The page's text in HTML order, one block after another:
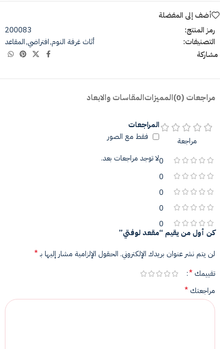
أضف إلى المفضلة
رمز المنتج:
200083
التصنيفات:
أثاث غرفة النوم,افتراضي,المقاعد
مشاركة
مراجعات (0) المميزاتالمقاسات والابعاد
مراجعة
0
0
0
0
0
المراجعات
فقط مع الصور
لا توجد مراجعات بعد.
كن أول من يقيم “مقعد لوفتي”
لن يتم نشر عنوان بريدك الإلكتروني. الحقول الإلزامية مشار إليها بـ*
تقييمك *
مراجعتك *